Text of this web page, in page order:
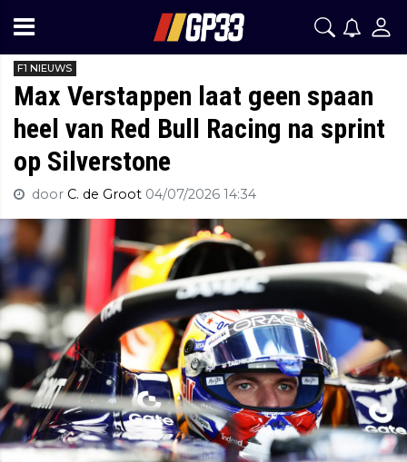
F1 NIEUWS
Max Verstappen laat geen spaan
heel van Red Bull Racing na sprint
op Silverstone
door C. de Groot 04/07/2026 14:34